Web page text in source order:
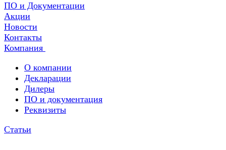
ПО и Документации
Акции
Новости
Контакты
Компания
О компании
Декларации
Дилеры
ПО и документация
Реквизиты
Статьи